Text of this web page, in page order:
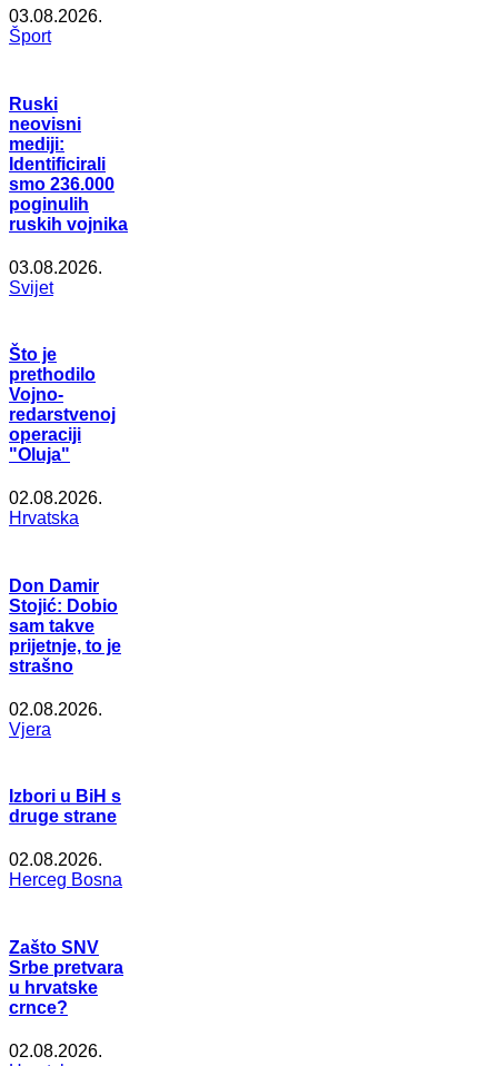
03.08.2026.
Šport
Ruski
neovisni
mediji:
Identificirali
smo 236.000
poginulih
ruskih vojnika
03.08.2026.
Svijet
Što je
prethodilo
Vojno-
redarstvenoj
operaciji
"Oluja"
02.08.2026.
Hrvatska
Don Damir
Stojić: Dobio
sam takve
prijetnje, to je
strašno
02.08.2026.
Vjera
Izbori u BiH s
druge strane
02.08.2026.
Herceg Bosna
Zašto SNV
Srbe pretvara
u hrvatske
crnce?
02.08.2026.